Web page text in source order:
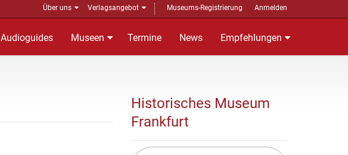
Über uns Verlagsangebot Museums-Registrierung Anmelden
Audioguides Museen Termine News Empfehlungen
Historisches Museum
Frankfurt